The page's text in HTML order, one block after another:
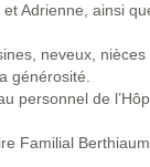
Adrienne, ainsi
neveux,
générosité.
personnel de
Familial